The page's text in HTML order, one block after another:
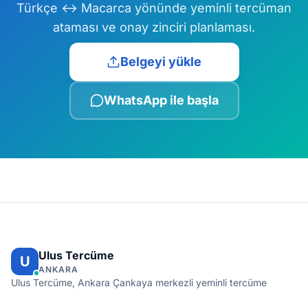
Türkçe ↔ Macarca yönünde yeminli tercüman
ataması ve onay zinciri planlaması.
Belgeyi yükle
WhatsApp ile başla
U Ulus Tercüme
ANKARA
Ulus Tercüme, Ankara Çankaya merkezli yeminli tercüme